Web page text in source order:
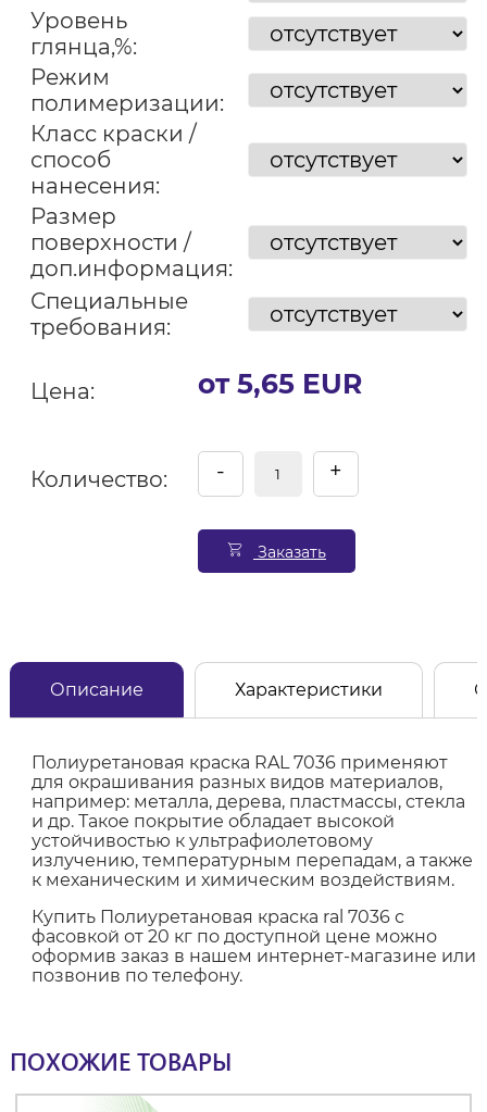
Уровень
глянца,%:
Режим
полимеризации:
Класс краски /
способ
нанесения:
Размер
поверхности /
доп.информация:
Специальные
требования:
Цена: от 5,65 EUR
Количество: - +
Заказать
Описание Характеристики
Полиуретановая краска RAL 7036 применяют
для окрашивания разных видов материалов,
например: металла, дерева, пластмассы, стекла
и др. Такое покрытие обладает высокой
устойчивостью к ультрафиолетовому
излучению, температурным перепадам, а также
к механическим и химическим воздействиям.
Купить Полиуретановая краска ral 7036 с
фасовкой от 20 кг по доступной цене можно
оформив заказ в нашем интернет-магазине или
позвонив по телефону.
ПОХОЖИЕ ТОВАРЫ